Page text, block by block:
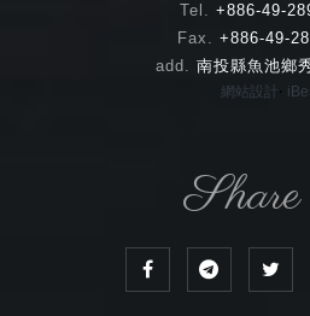
Tel. +886-49-
Fax. +886-49-
add. 南投縣魚池鄉
網站設計 ‧
Share